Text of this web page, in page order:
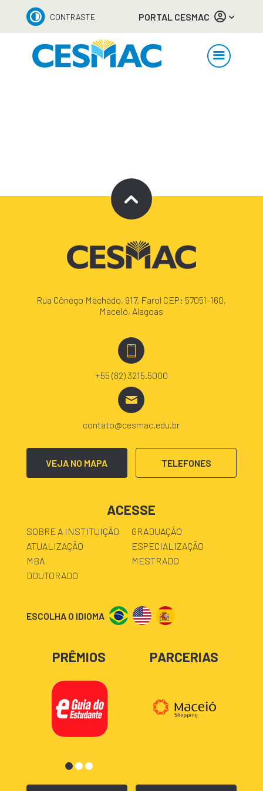
CONTRASTE PORTAL CESMAC
Rua Cônego Machado, 917, Farol CEP: 57051-160,
Maceió, Alagoas
+55 (82) 3215.5000
contato@cesmac.edu.br
VEJA NO MAPA TELEFONES
ACESSE
SOBRE A INSTITUIÇÃO
GRADUAÇÃO
ATUALIZAÇÃO
ESPECIALIZAÇÃO
MBA
MESTRADO
DOUTORADO
ESCOLHA O IDIOMA
PRÊMIOS PARCERIAS